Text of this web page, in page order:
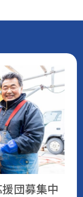
団募集中